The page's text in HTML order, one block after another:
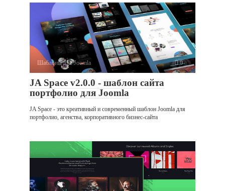
Шаблоны для Joomla 0
JA Space v2.0.0 - шаблон сайта
портфолио для Joomla
JA Space - это креативный и современный шаблон Joomla для
портфолио, агенства, корпоративного бизнес-сайта